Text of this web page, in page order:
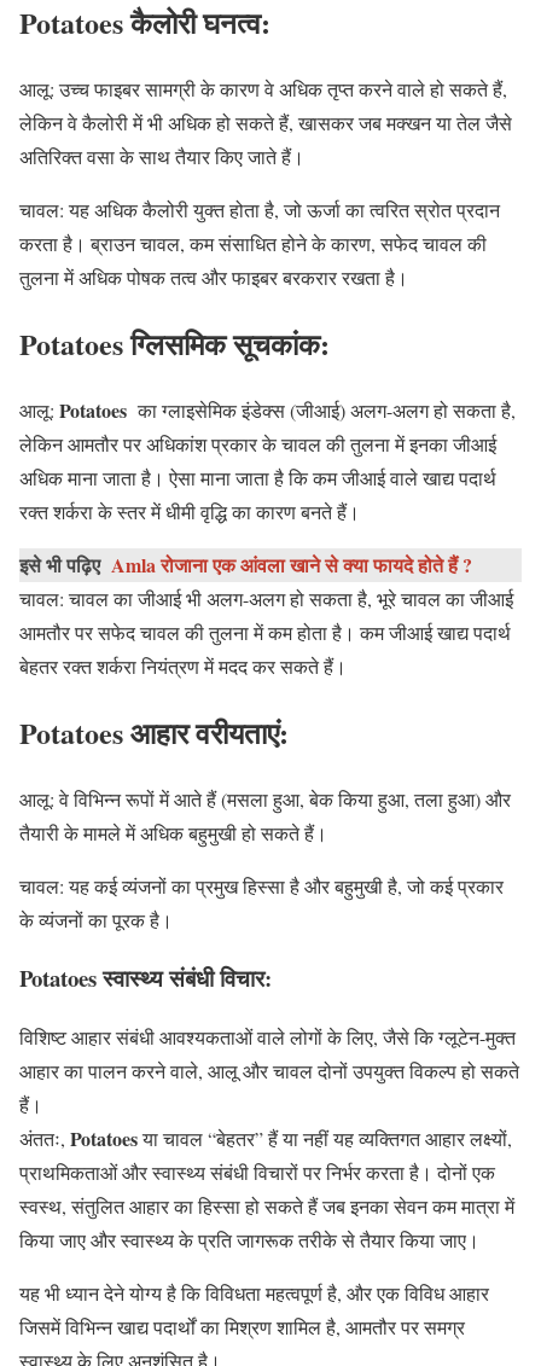
Potatoesकैलोरी घनत्व:
आलू: उच्च फाइबर सामग्री के कारण वे अधिक तृप्त करने वाले हो सकते हैं,
लेकिन वे कैलोरी में भी अधिक हो सकते हैं, खासकर जब मक्खन या तेल जैसे
अतिरिक्त वसा के साथ तैयार किए जाते हैं।
चावल: यह अधिक कैलोरी युक्त होता है, जो ऊर्जा का त्वरित स्रोत प्रदान
करता है। ब्राउन चावल, कम संसाधित होने के कारण, सफेद चावल की
तुलना में अधिक पोषक तत्व और फाइबर बरकरार रखता है।
Potatoesग्लिसमिक सूचकांक:
आलू: Potatoes का ग्लाइसेमिक इंडेक्स (जीआई) अलग-अलग हो सकता है,
लेकिन आमतौर पर अधिकांश प्रकार के चावल की तुलना में इनका जीआई
अधिक माना जाता है। ऐसा माना जाता है कि कम जीआई वाले खाद्य पदार्थ
रक्त शर्करा के स्तर में धीमी वृद्धि का कारण बनते हैं।
इसे भी पढ़िए Amla रोजाना एक आंवला खाने से क्या फायदे होते हैं ?
चावल: चावल का जीआई भी अलग-अलग हो सकता है, भूरे चावल का जीआई
आमतौर पर सफेद चावल की तुलना में कम होता है। कम जीआई खाद्य पदार्थ
बेहतर रक्त शर्करा नियंत्रण में मदद कर सकते हैं।
Potatoesआहार वरीयताएं:
आलू: वे विभिन्न रूपों में आते हैं (मसला हुआ, बेक किया हुआ, तला हुआ) और
तैयारी के मामले में अधिक बहुमुखी हो सकते हैं।
चावल: यह कई व्यंजनों का प्रमुख हिस्सा है और बहुमुखी है, जो कई प्रकार
के व्यंजनों का पूरक है।
Potatoesस्वास्थ्य संबंधी विचार:
विशिष्ट आहार संबंधी आवश्यकताओं वाले लोगों के लिए, जैसे कि ग्लूटेन-मुक्त
आहार का पालन करने वाले, आलू और चावल दोनों उपयुक्त विकल्प हो सकते
हैं।
अंततः, Potatoesया चावल “बेहतर” हैं या नहीं यह व्यक्तिगत आहार लक्ष्यों,
प्राथमिकताओं और स्वास्थ्य संबंधी विचारों पर निर्भर करता है। दोनों एक
स्वस्थ, संतुलित आहार का हिस्सा हो सकते हैं जब इनका सेवन कम मात्रा में
किया जाए और स्वास्थ्य के प्रति जागरूक तरीके से तैयार किया जाए।
यह भी ध्यान देने योग्य है कि विविधता महत्वपूर्ण है, और एक विविध आहार
जिसमें विभिन्न खाद्य पदार्थों का मिश्रण शामिल है, आमतौर पर समग्र
स्वास्थ्य के लिए अनुशंसित है।